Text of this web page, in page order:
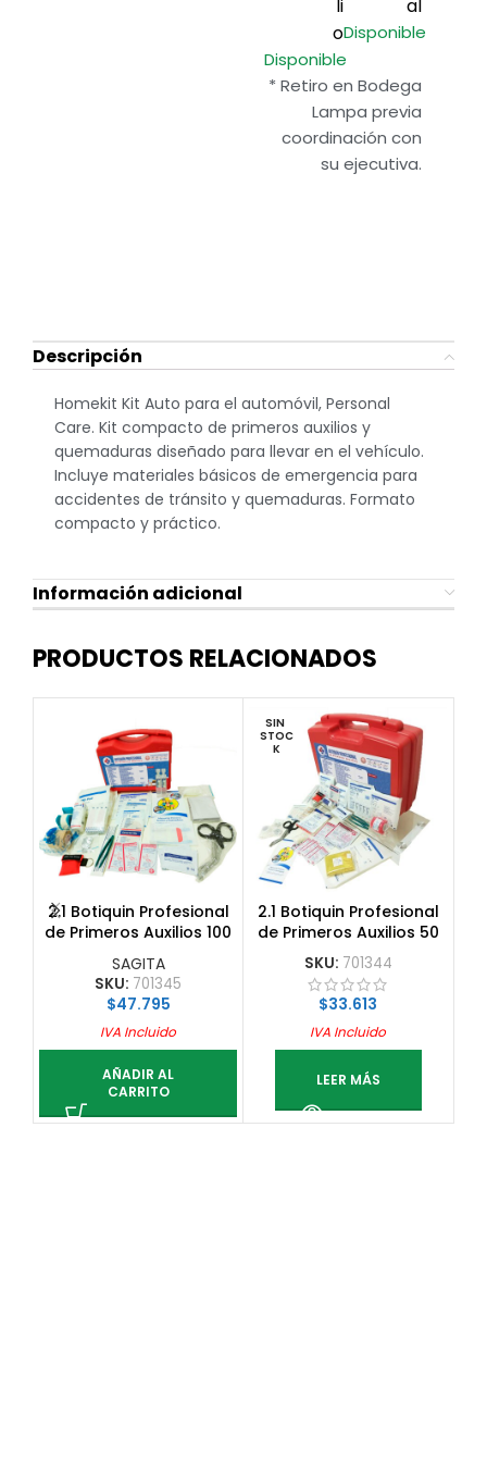
li
o
Disponible
al
Disponible
* Retiro en Bodega
Lampa previa
coordinación con
su ejecutiva.
Descripción
Homekit Kit Auto para el automóvil, Personal
Care. Kit compacto de primeros auxilios y
quemaduras diseñado para llevar en el vehículo.
Incluye materiales básicos de emergencia para
accidentes de tránsito y quemaduras. Formato
compacto y práctico.
Información adicional
PRODUCTOS RELACIONADOS
2.1 Botiquin Profesional
de Primeros Auxilios 100
Personas
SAGITA
SKU: 701345
$47.795
IVA Incluido
AÑADIR AL
CARRITO
SIN
STOC
K
2.1 Botiquin Profesional
de Primeros Auxilios 50
Personas
SKU: 701344
$33.613
IVA Incluido
LEER MÁS